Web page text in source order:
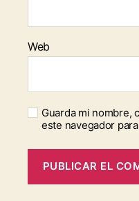
Web
Guarda mi nombre,
este navegador